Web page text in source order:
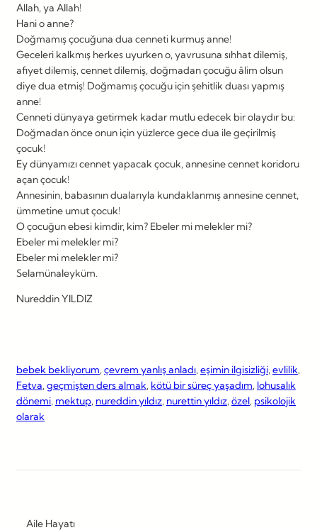
Allah, ya Allah!
Hani o anne?
Doğmamış çocuğuna dua cenneti kurmuş anne!
Geceleri kalkmış herkes uyurken o, yavrusuna sıhhat dilemiş,
afiyet dilemiş, cennet dilemiş, doğmadan çocuğu âlim olsun
diye dua etmiş! Doğmamış çocuğu için şehitlik duası yapmış
anne!
Cenneti dünyaya getirmek kadar mutlu edecek bir olaydır bu:
Doğmadan önce onun için yüzlerce gece dua ile geçirilmiş
çocuk!
Ey dünyamızı cennet yapacak çocuk, annesine cennet koridoru
açan çocuk!
Annesinin, babasının dualarıyla kundaklanmış annesine cennet,
ümmetine umut çocuk!
O çocuğun ebesi kimdir, kim? Ebeler mi melekler mi?
Ebeler mi melekler mi?
Ebeler mi melekler mi?
Selamünaleyküm.
Nureddin YILDIZ
bebek bekliyorum, çevrem yanlış anladı, eşimin ilgisizliği, evlilik
Fetva, geçmişten ders almak, kötü bir süreç yaşadım, lohusalık
dönemi, mektup, nureddin yıldız, nurettin yıldız, özel, psikolojik
olarak
Aile Hayatı